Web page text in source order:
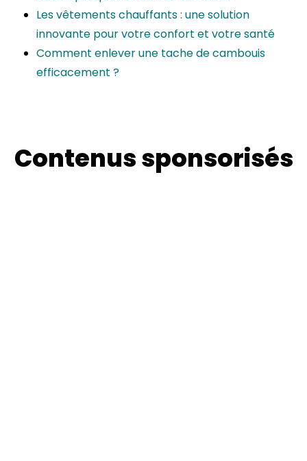
Les vêtements chauffants : une solution
innovante pour votre confort et votre santé
Comment enlever une tache de cambouis
efficacement ?
Contenus sponsorisés